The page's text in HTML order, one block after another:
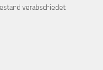
verabschiedet